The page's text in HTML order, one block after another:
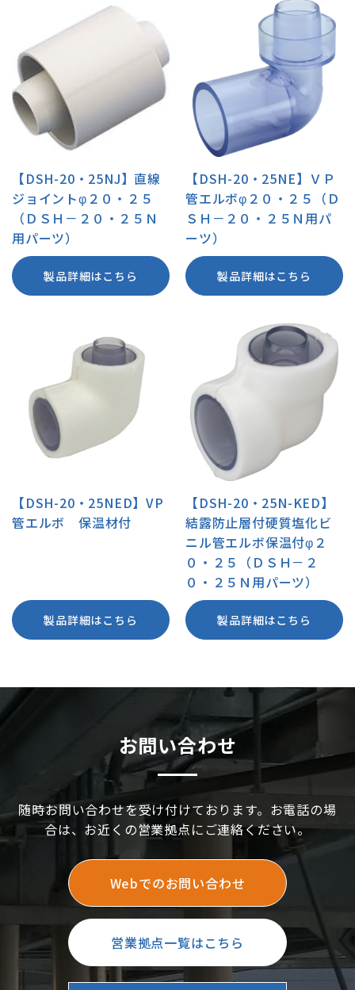
【DSH-20・25NJ】直線
ジョイントφ２０・２５
（ＤＳＨ－２０・２５Ｎ
用パーツ）
製品詳細はこちら
【DSH-20・25NE】ＶＰ
管エルボφ２０・２５（Ｄ
ＳＨ－２０・２５Ｎ用パ
ーツ）
製品詳細はこちら
【DSH-20・25NED】VP
管エルボ 保温材付
製品詳細はこちら
【DSH-20・25N-KED】
結露防止層付硬質塩化ビ
ニル管エルボ保温付φ２
０・２５（ＤＳＨ－２
０・２５Ｎ用パーツ）
製品詳細はこちら
お問い合わせ
随時お問い合わせを受け付けております。お電話の場
合は、お近くの営業拠点にご連絡ください。
Webでのお問い合わせ
営業拠点一覧はこちら